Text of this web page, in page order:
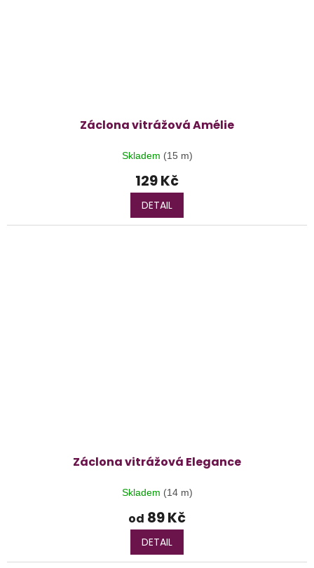
Záclona vitrážová Amélie
Skladem (15 m)
129 Kč
DETAIL
Záclona vitrážová Elegance
Skladem (14 m)
od 89 Kč
DETAIL